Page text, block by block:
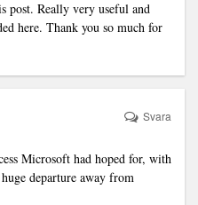
post. Really very useful and
here. Thank you so much for
Microsoft had hoped for, with
departure away from
Svara